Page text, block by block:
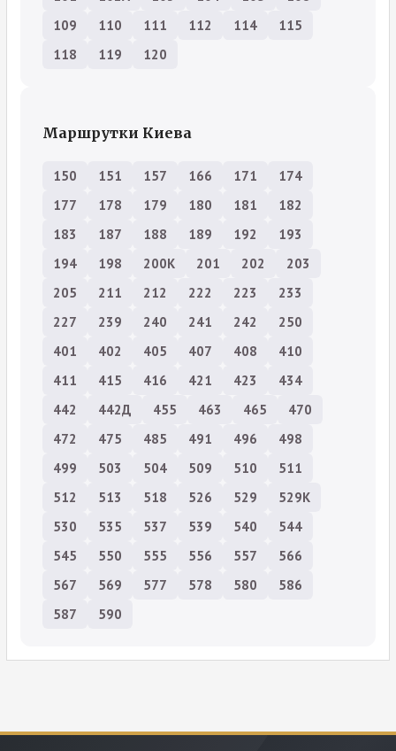
109
110 111 112 114
115
118
119 120
Маршрутки Киева
150 151 157 166 171
174
177
178 179 180 181
182
183
187 188 189 192
193
194
198 200К 201 202
203
205
211 212 222 223
233
227
239 240 241 242
250
401
402 405 407 408
410
411
415 416 421 423
434
442
442Д 455 463 465
470
472
475 485 491 496
498
499
503 504 509 510
511
512
513 518 526 529
529К
530
535 537 539 540
544
545
550 555 556 557
566
567
569 577 578 580
586
587
590